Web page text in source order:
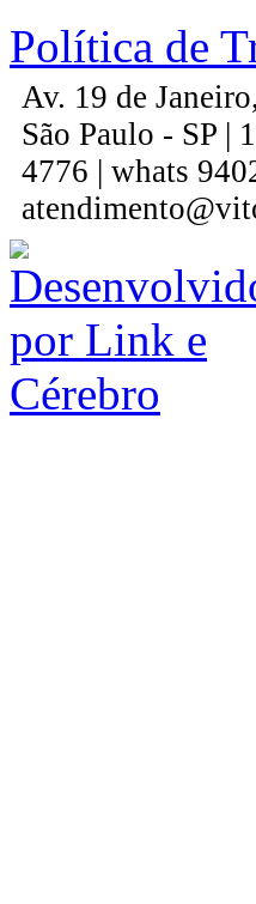
Política de
Av. 19 de
São Paulo - SP |
4776 | whats